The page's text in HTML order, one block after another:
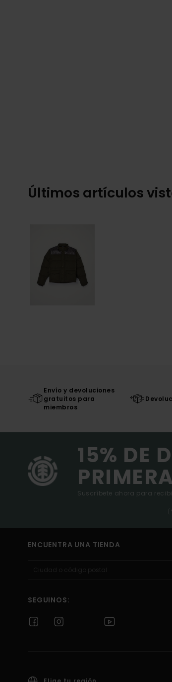
Últimos artículos
Envío y devoluciones
gratuitos para
miembros
15% DE
Suscríbete ahora para
ENCUENTRA UNA TIENDA
SEGUINOS: